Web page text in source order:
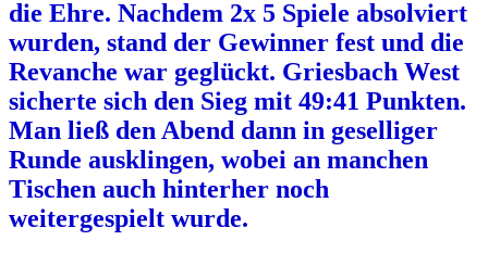
die Ehre. Nachdem 2x 5 Spiele absolviert
wurden, stand der Gewinner fest und die
Revanche war geglückt. Griesbach West
sicherte sich den Sieg mit 49:41 Punkten.
Man ließ den Abend dann in geselliger
Runde ausklingen, wobei an manchen
Tischen auch hinterher noch
weitergespielt wurde.